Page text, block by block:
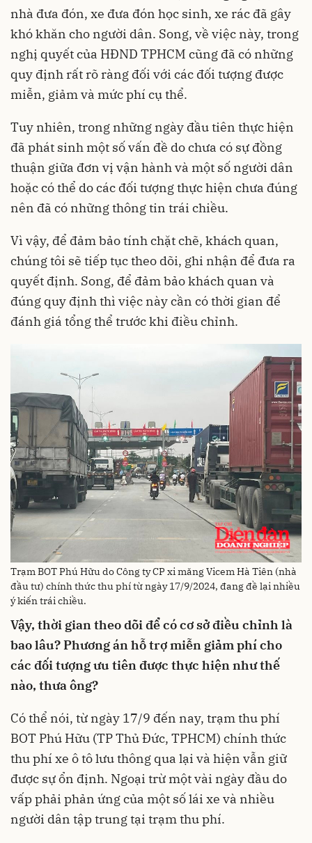
nhà đưa đón, xe đưa đón học sinh, xe rác đã gây
khó khăn cho người dân. Song, về việc này, trong
nghị quyết của HĐND TPHCM cũng đã có những
quy định rất rõ ràng đối với các đối tượng được
miễn, giảm và mức phí cụ thể.
Tuy nhiên, trong những ngày đầu tiên thực hiện
đã phát sinh một số vấn đề do chưa có sự đồng
thuận giữa đơn vị vận hành và một số người dân
hoặc có thể do các đối tượng thực hiện chưa đúng
nên đã có những thông tin trái chiều.
Vì vậy, để đảm bảo tính chặt chẽ, khách quan,
chúng tôi sẽ tiếp tục theo dõi, ghi nhận để đưa ra
quyết định. Song, để đảm bảo khách quan và
đúng quy định thì việc này cần có thời gian để
đánh giá tổng thể trước khi điều chỉnh.
Trạm BOT Phú Hữu do Công ty CP xi măng Vicem Hà Tiên (nhà
đầu tư) chính thức thu phí từ ngày 17/9/2024, đang đề lại nhiều
ý kiến trái chiều.
Vậy, thời gian theo dõi để có cơ sở điều chỉnh là
bao lâu? Phương án hỗ trợ miễn giảm phí cho
các đối tượng ưu tiên được thực hiện như thế
nào, thưa ông?
Có thể nói, từ ngày 17/9 đến nay, trạm thu phí
BOT Phú Hữu (TP Thủ Đức, TPHCM) chính thức
thu phí xe ô tô lưu thông qua lại và hiện vẫn giữ
được sự ổn định. Ngoại trừ một vài ngày đầu do
vấp phải phản ứng của một số lái xe và nhiều
người dân tập trung tại trạm thu phí.